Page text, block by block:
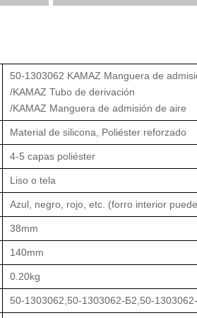
50-1303062 KAMAZ Manguera de
/KAMAZ Tubo de derivación
/KAMAZ Manguera de admisión de aire
Material de silicona, Poliéster reforzado
4-5 capas poliéster
Liso o tela
Azul, negro, rojo, etc. (forro interior
38mm
140mm
0.20kg
50-1303062,50-1303062-Б2,50-